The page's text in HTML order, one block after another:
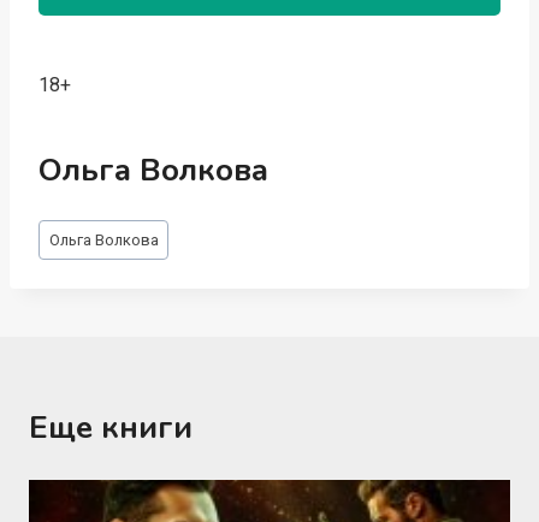
18+
Ольга Волкова
Метки
записи:
Ольга Волкова
Еще книги